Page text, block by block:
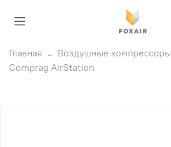
Главная Воздушные компрессоры
Comprag AirStation